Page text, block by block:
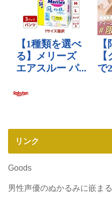
リンク
Goods
男性声優のぬかるみに嵌まる